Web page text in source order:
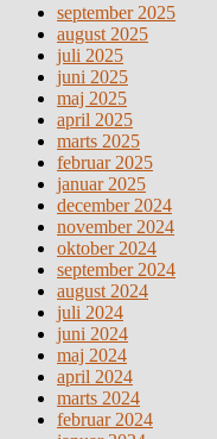
september 2025
august 2025
juli 2025
juni 2025
maj 2025
april 2025
marts 2025
februar 2025
januar 2025
december 2024
november 2024
oktober 2024
september 2024
august 2024
juli 2024
juni 2024
maj 2024
april 2024
marts 2024
februar 2024